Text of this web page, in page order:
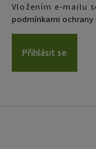
Vložením e-mailu
podmínkami ochrany
Přihlásit se